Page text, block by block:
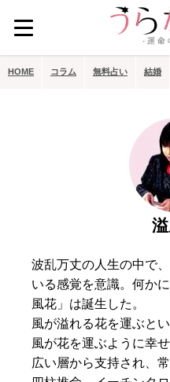
HOME コラム 無料占い 結婚
波乱万丈の人生の中で
いる感覚を意識。何か
風花」は誕生した。
風が溢れる花を運ぶと
風が花を運ぶように幸
広い層から支持され、